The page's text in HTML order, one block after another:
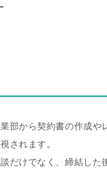
部から契約書の作成
されます。
だけでなく、締結した